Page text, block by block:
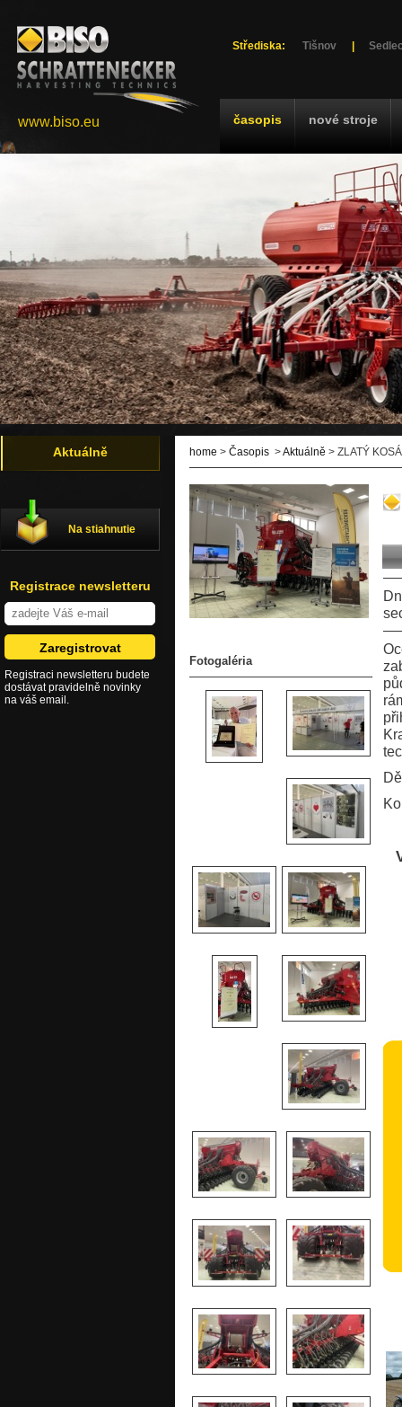
Střediska: Tišnov
časopis nové stroje
www.biso.eu
home > Časopis >Aktuálně > ZLATÝ
Fotogaléria
Aktuálně
Na stiahnutie
Registrace newsletteru
Registraci newsletteru budete
dostávat pravidelně novinky
na váš email.